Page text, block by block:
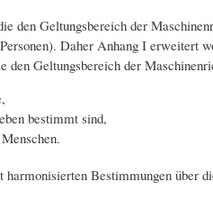
den Geltungsbereich der
Daher Anhang I
den Geltungsbereich der
bestimmt sind,
harmonisierten Bestimmungen über